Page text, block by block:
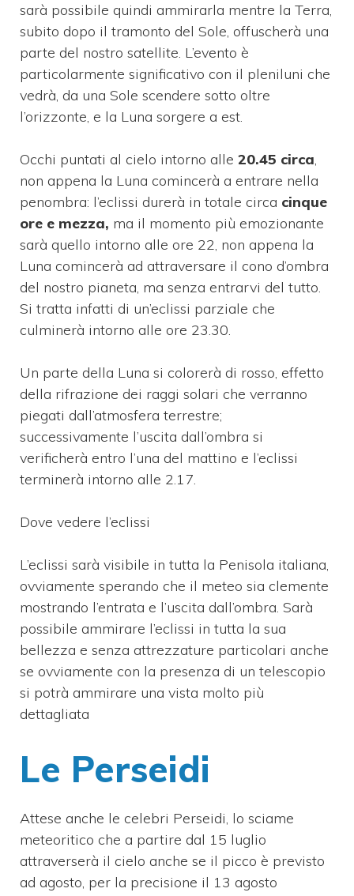
sarà possibile quindi ammirarla mentre la Terra,
subito dopo il tramonto del Sole, offuscherà una
parte del nostro satellite. L’evento è
particolarmente significativo con il pleniluni che
vedrà, da una Sole scendere sotto oltre
l’orizzonte, e la Luna sorgere a est.
Occhi puntati al cielo intorno alle 20.45 circa,
non appena la Luna comincerà a entrare nella
penombra: l’eclissi durerà in totale circa cinque
ore e mezza, ma il momento più emozionante
sarà quello intorno alle ore 22, non appena la
Luna comincerà ad attraversare il cono d’ombra
del nostro pianeta, ma senza entrarvi del tutto.
Si tratta infatti di un’eclissi parziale che
culminerà intorno alle ore 23.30.
Un parte della Luna si colorerà di rosso, effetto
della rifrazione dei raggi solari che verranno
piegati dall’atmosfera terrestre;
successivamente l’uscita dall’ombra si
verificherà entro l’una del mattino e l’eclissi
terminerà intorno alle 2.17.
Dove vedere l’eclissi
L’eclissi sarà visibile in tutta la Penisola italiana,
ovviamente sperando che il meteo sia clemente
mostrando l’entrata e l’uscita dall’ombra. Sarà
possibile ammirare l’eclissi in tutta la sua
bellezza e senza attrezzature particolari anche
se ovviamente con la presenza di un telescopio
si potrà ammirare una vista molto più
dettagliata
Le Perseidi
Attese anche le celebri Perseidi, lo sciame
meteoritico che a partire dal 15 luglio
attraverserà il cielo anche se il picco è previsto
ad agosto, per la precisione il 13 agosto